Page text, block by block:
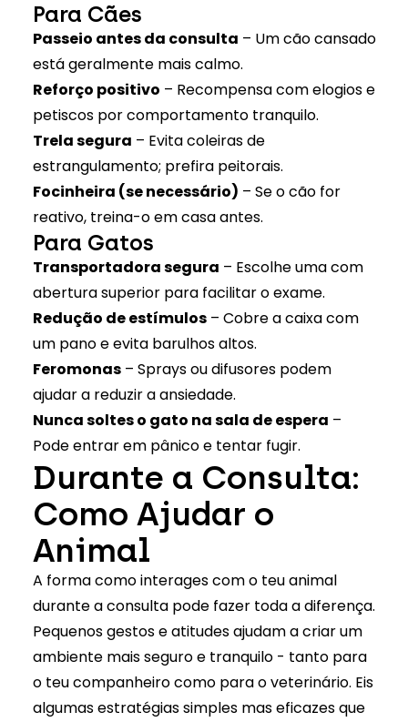
Para Cães
Passeio antes da consulta – Um cão cansado
está geralmente mais calmo.
Reforço positivo – Recompensa com elogios e
petiscos por comportamento tranquilo.
Trela segura – Evita coleiras de
estrangulamento; prefira peitorais.
Focinheira (se necessário) – Se o cão for
reativo, treina-o em casa antes.
Para Gatos
Transportadora segura – Escolhe uma com
abertura superior para facilitar o exame.
Redução de estímulos– Cobre a caixa com
um pano e evita barulhos altos.
Feromonas– Sprays ou difusores podem
ajudar a reduzir a ansiedade.
Nunca soltes o gato na sala de espera –
Pode entrar em pânico e tentar fugir.
Durante a Consulta:
Como Ajudar o
Animal
A forma como interages com o teu animal
durante a consulta pode fazer toda a diferença.
Pequenos gestos e atitudes ajudam a criar um
ambiente mais seguro e tranquilo - tanto para
o teu companheiro como para o veterinário. Eis
algumas estratégias simples mas eficazes que